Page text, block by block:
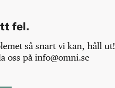
fel.
så snart vi kan, håll ut!
oss på info@omni.se